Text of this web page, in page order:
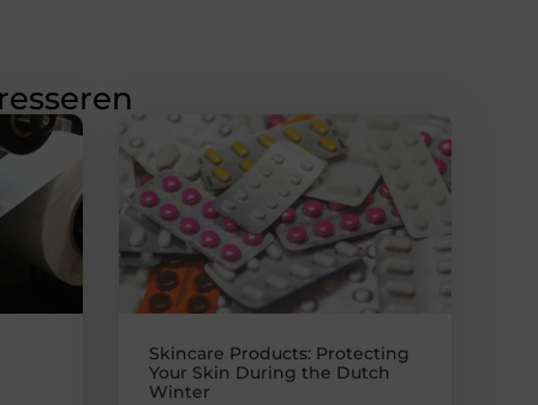
Skincare Products: Protecting
Your Skin During the Dutch
Winter